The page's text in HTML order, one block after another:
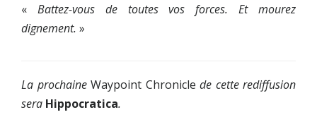
« Battez-vous de toutes vos forces. Et mourez
dignement. »
La prochaine Waypoint Chronicle de cette rediffusion
sera Hippocratica.